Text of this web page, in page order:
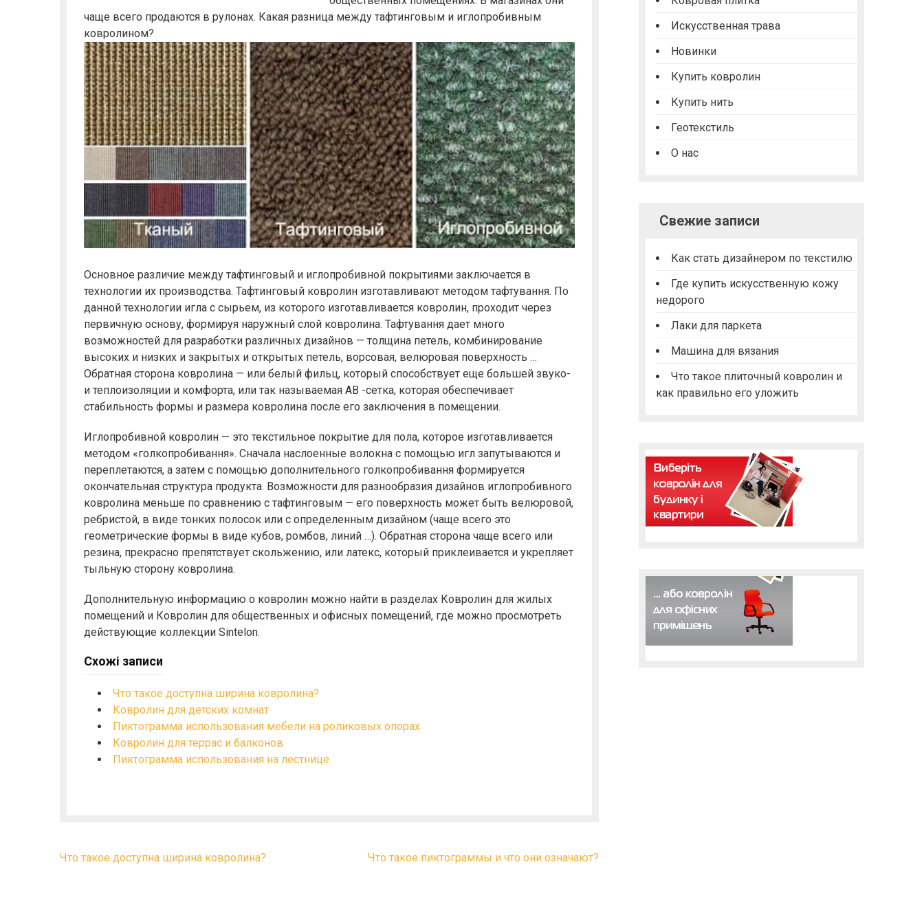
чаще всего продаются в рулонах. Какая разница между тафтинговым и иглопробивным
ковролином?
Основное различие между тафтинговый и иглопробивной покрытиями заключается в
технологии их производства. Тафтинговый ковролин изготавливают методом тафтування. По
данной технологии игла с сырьем, из которого изготавливается ковролин, проходит через
первичную основу, формируя наружный слой ковролина. Тафтування дает много
возможностей для разработки различных дизайнов — толщина петель, комбинирование
высоких и низких и закрытых и открытых петель, ворсовая, велюровая поверхность …
Обратная сторона ковролина — или белый фильц, который способствует еще большей звуко-
и теплоизоляции и комфорта, или так называемая AB -сетка, которая обеспечивает
стабильность формы и размера ковролина после его заключения в помещении.
Иглопробивной ковролин — это текстильное покрытие для пола, которое изготавливается
методом «голкопробивання». Сначала наслоенные волокна с помощью игл запутываются и
переплетаются, а затем с помощью дополнительного голкопробивання формируется
окончательная структура продукта. Возможности для разнообразия дизайнов иглопробивного
ковролина меньше по сравнению с тафтинговым — его поверхность может быть велюровой,
ребристой, в виде тонких полосок или с определенным дизайном (чаще всего это
геометрические формы в виде кубов, ромбов, линий …). Обратная сторона чаще всего или
резина, прекрасно препятствует скольжению, или латекс, который приклеивается и укрепляет
тыльную сторону ковролина.
Дополнительную информацию о ковролин можно найти в разделах Ковролин для жилых
помещений и Ковролин для общественных и офисных помещений, где можно просмотреть
действующие коллекции Sintelon.
Схожі записи
Что такое доступна ширина ковролина?
Ковролин для детских комнат
Пиктограмма использования мебели на роликовых опорах
Ковролин для террас и балконов
Пиктограмма использования на лестнице
Н
Что такое доступна ширина ковролина? Что такое пиктограммы и что они означают?
Искусственная трава
Новинки
Купить ковролин
Купить нить
Геотекстиль
О нас
Свежие записи
Как стать дизайнером по текстилю
Где купить искусственную кожу
недорого
Лаки для паркета
Машина для вязания
Что такое плиточный ковролин и
как правильно его уложить